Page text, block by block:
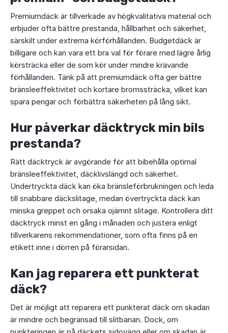
Premiumdäck är tillverkade av högkvalitativa material och
erbjuder ofta bättre prestanda, hållbarhet och säkerhet,
särskilt under extrema körförhållanden. Budgetdäck är
billigare och kan vara ett bra val för förare med lägre årlig
körsträcka eller de som kör under mindre krävande
förhållanden. Tänk på att premiumdäck ofta ger bättre
bränsleeffektivitet och kortare bromssträcka, vilket kan
spara pengar och förbättra säkerheten på lång sikt.
Hur påverkar däcktryck min bils
prestanda?
Rätt däcktryck är avgörande för att bibehålla optimal
bränsleeffektivitet, däcklivslängd och säkerhet.
Undertryckta däck kan öka bränsleförbrukningen och leda
till snabbare däckslitage, medan övertryckta däck kan
minska greppet och orsaka ojämnt slitage. Kontrollera ditt
däcktryck minst en gång i månaden och justera enligt
tillverkarens rekommendationer, som ofta finns på en
etikett inne i dörren på förarsidan.
Kan jag reparera ett punkterat
däck?
Det är möjligt att reparera ett punkterat däck om skadan
är mindre och begränsad till slitbanan. Dock, om